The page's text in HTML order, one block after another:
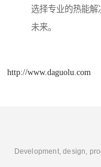
选择专业的热能
未来。
http://www.daguolu.com
Development, design,